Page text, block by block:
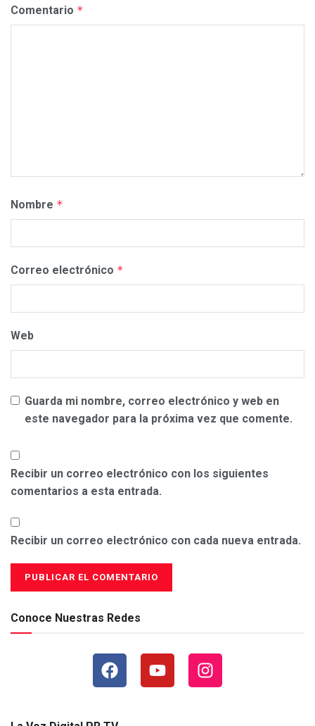
Comentario *
Nombre *
Correo electrónico *
Web
Guarda mi nombre, correo electrónico y web en
este navegador para la próxima vez que comente.
Recibir un correo electrónico con los siguientes
comentarios a esta entrada.
Recibir un correo electrónico con cada nueva entrada.
Conoce Nuestras Redes